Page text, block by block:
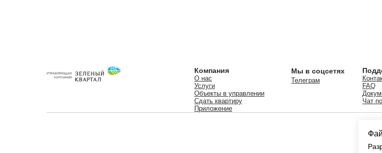
Компания
О нас
Услуги
Объекты в управлении
Сдать квартиру
Приложение
Мы в соцсетях
Телеграм
FAQ
Чат